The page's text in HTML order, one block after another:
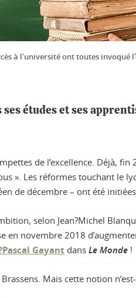
à l'université ont toutes invoqué
ses études et ses
de l’excellence. Déjà, fin
». Les réformes touchant le
de décembre – ont été
selon Jean?Michel
en novembre 2018
Gayant dans Le Monde !
Mais cette notion